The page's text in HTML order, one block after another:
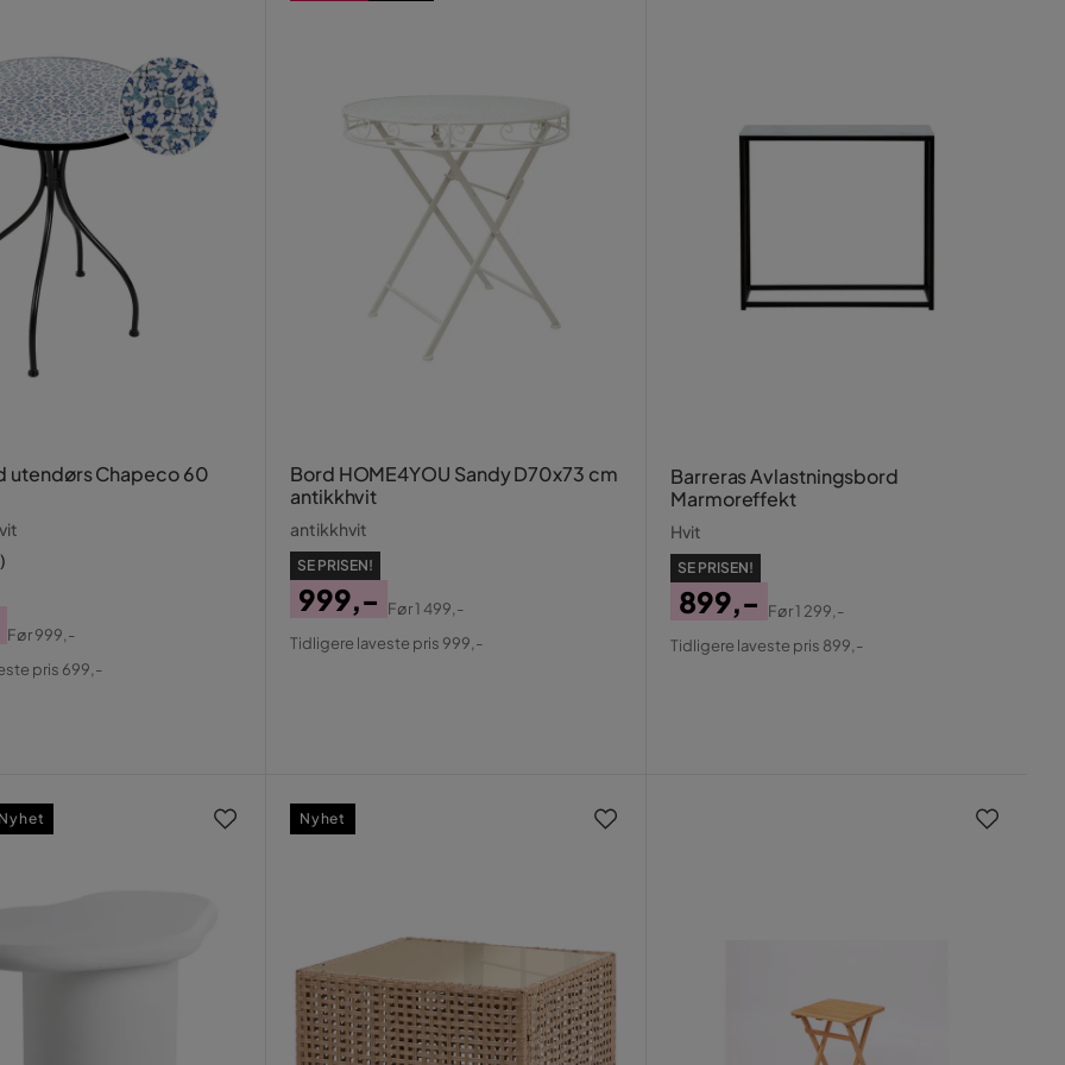
utendørs Chapeco 60
)
Før999,-
pris 699,-
Bord HOME4YOU Sandy D70x73 cm
antikkhvit
antikkhvit
SE PRISEN!
Pris
999,-
Original
Før1 499,-
Tidligere laveste pris 999,-
Barreras Avlastningsbord
Marmoreffekt
Hvit
SE PRISEN!
Pris
899,-
Original
Før1 299,-
Tidligere laveste pris 899,-
Nyhet